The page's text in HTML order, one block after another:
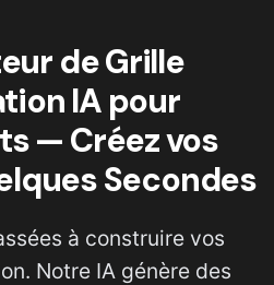
de Grille
IA pour
— Créez vos
Secondes
à construire vos
Notre IA génère des